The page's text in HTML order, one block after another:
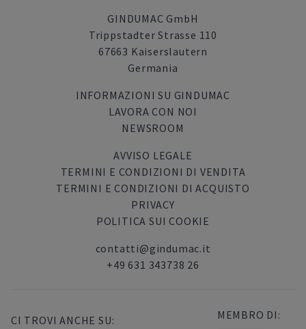
GINDUMAC GmbH
Trippstadter Strasse 110
67663 Kaiserslautern
Germania
INFORMAZIONI SU GINDUMAC
LAVORA CON NOI
NEWSROOM
AVVISO LEGALE
TERMINI E CONDIZIONI DI VENDITA
TERMINI E CONDIZIONI DI ACQUISTO
PRIVACY
POLITICA SUI COOKIE
contatti@gindumac.it
+49 631 343738 26
CI TROVI ANCHE SU: MEMBRO DI: